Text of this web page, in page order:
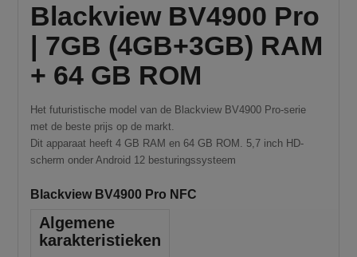
Blackview BV4900 Pro
| 7GB (4GB+3GB) RAM
+ 64 GB ROM
Het futuristische model van de Blackview BV4900 Pro-serie
met de beste prijs op de markt.
Dit apparaat heeft 4 GB RAM en 64 GB ROM. 5,7 inch HD-
scherm onder Android 12 besturingssysteem
Blackview BV4900 Pro NFC
Algemene
karakteristieken